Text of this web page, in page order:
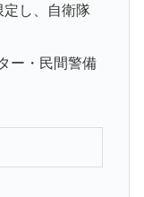
定し、自衛隊
ー・民間警備